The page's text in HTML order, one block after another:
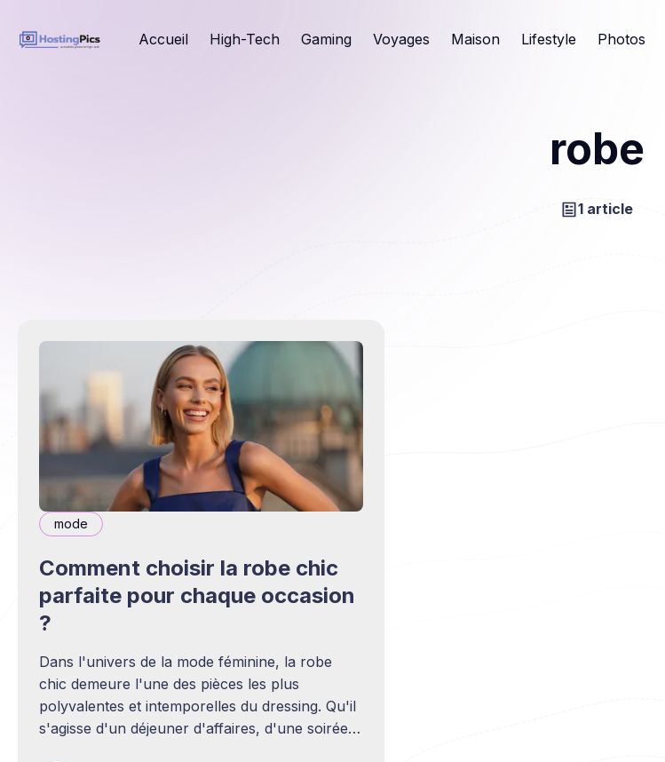
Accueil High-Tech Gaming Voyages Maison Lifestyle Photos
robe
1 article
mode
Comment choisir la robe chic
parfaite pour chaque occasion
?
Dans l'univers de la mode féminine, la robe
chic demeure l'une des pièces les plus
polyvalentes et intemporelles du dressing. Qu'il
s'agisse d'un déjeuner d'affaires, d'une soirée